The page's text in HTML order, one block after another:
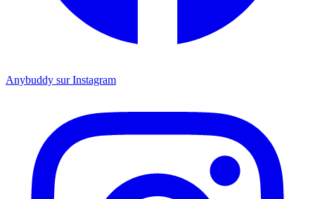
Anybuddy sur Instagram